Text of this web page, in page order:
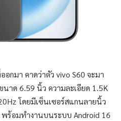
กมา คาดว่าตัว vivo S60 จะมา
าด 6.59 นิ้ว ความละเอียด 1.5K
โดยมีเซ็นเซอร์สแกนลายนิ้ว
ร้อมทำงานบนระบบ Android 16